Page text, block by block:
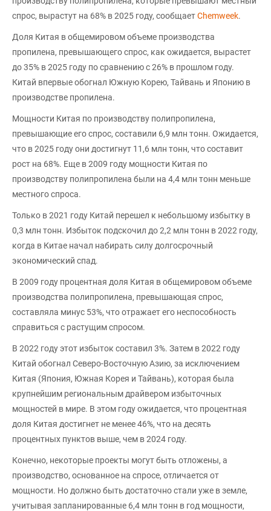
спрос, вырастут на 68% в 2025 году, сообщаетChemweek.
Доля Китая в общемировом объеме производства
пропилена, превышающего спрос, как ожидается, вырастет
до 35% в 2025 году по сравнению с 26% в прошлом году.
Китай впервые обогнал Южную Корею, Тайвань и Японию в
производстве пропилена.
Мощности Китая по производству полипропилена,
превышающие его спрос, составили 6,9 млн тонн. Ожидается,
что в 2025 году они достигнут 11,6 млн тонн, что составит
рост на 68%. Еще в 2009 году мощности Китая по
производству полипропилена были на 4,4 млн тонн меньше
местного спроса.
Только в 2021 году Китай перешел к небольшому избытку в
0,3 млн тонн. Избыток подскочил до 2,2 млн тонн в 2022 году,
когда в Китае начал набирать силу долгосрочный
экономический спад.
В 2009 году процентная доля Китая в общемировом объеме
производства полипропилена, превышающая спрос,
составляла минус 53%, что отражает его неспособность
справиться с растущим спросом.
В 2022 году этот избыток составил 3%. Затем в 2022 году
Китай обогнал Северо-Восточную Азию, за исключением
Китая (Япония, Южная Корея и Тайвань), которая была
крупнейшим региональным драйвером избыточных
мощностей в мире. В этом году ожидается, что процентная
доля Китая достигнет не менее 46%, что на десять
процентных пунктов выше, чем в 2024 году.
Конечно, некоторые проекты могут быть отложены, а
производство, основанное на спросе, отличается от
мощности. Но должно быть достаточно стали уже в земле,
учитывая запланированные 6,4 млн тонн в год мощности,